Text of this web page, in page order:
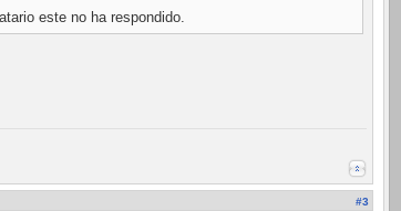
este no ha respondido.
#3